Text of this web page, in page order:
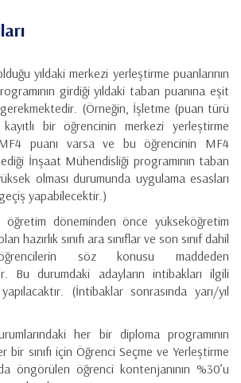
yıldaki merkezi yerleştirme puanlarının
girdiği yıldaki taban puanına eşit
(Örneğin, İşletme (puan türü
bir öğrencinin merkezi yerleştirme
MF4 puanı varsa ve bu öğrencinin MF4
İnşaat Mühendisliği programının taban
olması durumunda uygulama esasları
yapabilecektir.)
öğretim döneminden önce yükseköğretim
hazırlık sınıfı ara sınıflar ve son sınıf dahil
söz konusu maddeden
Bu durumdaki adayların intibakları ilgili
(İntibaklar sonrasında yarı/yıl
her bir diploma programının
bir sınıfı için Öğrenci Seçme ve Yerleştirme
öngörülen öğrenci kontenjanının %30’u